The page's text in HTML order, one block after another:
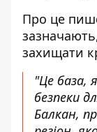
Про це
захищати
"Це база,
безпеки
Балкан,